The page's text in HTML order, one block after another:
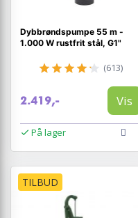
Dybbrøndspumpe 55 m -
1.000 W rustfrit stål, G1"
(613)
2.419,- Vis
På lager
TILBUD